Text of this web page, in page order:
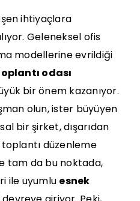
ihtiyaçlara
Geleneksel ofis
modellerine evrildiği
odası
bir önem kazanıyor.
olun, ister büyüyen
bir şirket, dışarıdan
düzenleme
tam da bu noktada,
ile uyumlu esnek